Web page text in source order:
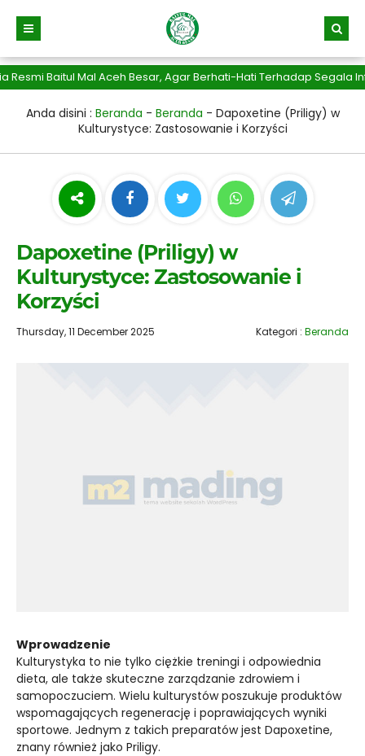
Baitul Mal Aceh Besar, Agar Berhati-Hati Terhadap Segala
Anda disini : Beranda - Beranda - Dapoxetine (Priligy) w
Kulturystyce: Zastosowanie i Korzyści
Dapoxetine (Priligy) w
Kulturystyce: Zastosowanie i
Korzyści
Thursday, 11 December 2025 Kategori : Beranda
Wprowadzenie
Kulturystyka to nie tylko ciężkie treningi i odpowiednia
dieta, ale także skuteczne zarządzanie zdrowiem i
samopoczuciem. Wielu kulturystów poszukuje produktów
wspomagających regenerację i poprawiających wyniki
sportowe. Jednym z takich preparatów jest Dapoxetine,
znany również jako Priligy.